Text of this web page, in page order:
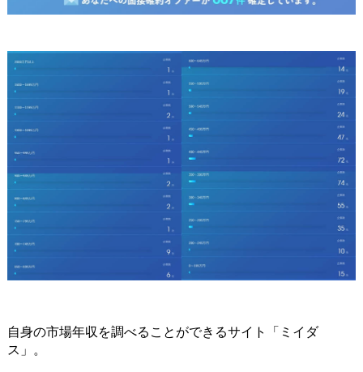
自身の市場年収を調べることができるサイト「ミイダ
ス」。